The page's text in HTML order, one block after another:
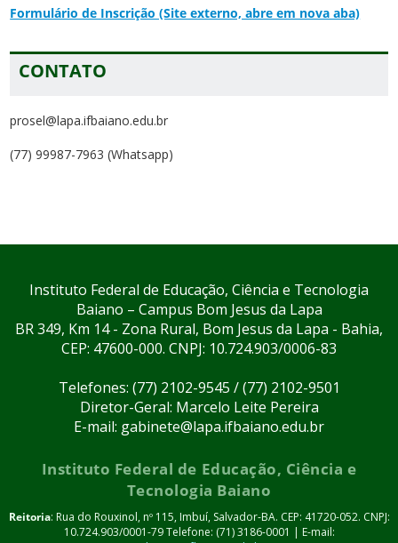
Formulário de Inscrição (Site externo, abre em nova aba)
CONTATO
prosel@lapa.ifbaiano.edu.br
(77) 99987-7963 (Whatsapp)
Instituto Federal de Educação, Ciência e Tecnologia
Baiano – Campus Bom Jesus da Lapa
BR 349, Km 14 - Zona Rural, Bom Jesus da Lapa - Bahia,
CEP: 47600-000. CNPJ: 10.724.903/0006-83
Telefones: (77) 2102-9545 / (77) 2102-9501
Diretor-Geral: Marcelo Leite Pereira
E-mail: gabinete@lapa.ifbaiano.edu.br
Instituto Federal de Educação, Ciência e
Tecnologia Baiano
Reitoria: Rua do Rouxinol, nº 115, Imbuí, Salvador-BA. CEP: 41720-052. CNPJ:
10.724.903/0001-79 Telefone: (71) 3186-0001 | E-mail: